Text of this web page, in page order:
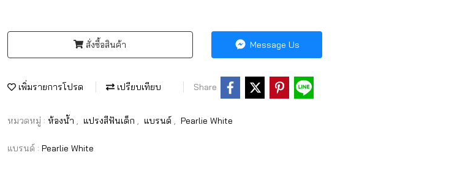
สั่งซื้อสินค้า Message Us
เพิ่มรายการโปรด เปรียบเทียบ Share
หมวดหมู่ : ห้องน้ำ แปรงสีฟันเด็ก แบรนด์ Pearlie White
แบรนด์ : Pearlie White